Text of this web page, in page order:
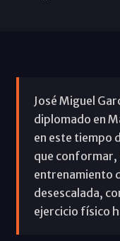
José Miguel
diplomado en
en este tiempo
que conformar,
entrenamiento
desescalada,
ejercicio físico